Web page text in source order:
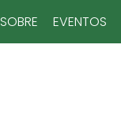
SOBRE EVENTOS